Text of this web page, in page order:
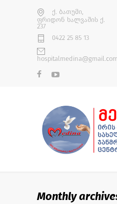
ქ. ბათუმი,
ფრიდონ ხალვაშის ქ.
237
0422 25 85 13
hospitalmedina@gmail.com
Monthly